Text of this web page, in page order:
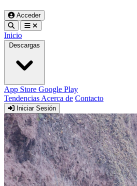
Acceder
Inicio
Descargas
App Store Google Play
Tendencias Acerca de Contacto
Iniciar Sesión